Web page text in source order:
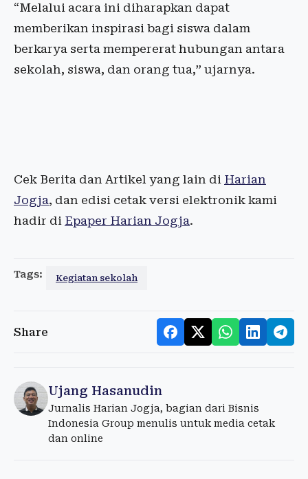
“Melalui acara ini diharapkan dapat
memberikan inspirasi bagi siswa dalam
berkarya serta mempererat hubungan antara
sekolah, siswa, dan orang tua,” ujarnya.
Cek Berita dan Artikel yang lain di Harian
Jogja, dan edisi cetak versi elektronik kami
hadir di Epaper Harian Jogja.
Tags: Kegiatan sekolah
Share
Ujang Hasanudin
Jurnalis Harian Jogja, bagian dari Bisnis
Indonesia Group menulis untuk media cetak
dan online